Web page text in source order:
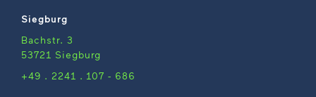
Siegburg
Bachstr. 3
53721 Siegburg
+49 . 2241 . 107 - 686